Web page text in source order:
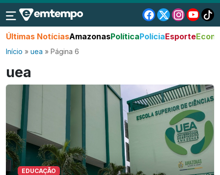
Últimas NotíciasAmazonasPolíticaPolíciaEsporte
Início » uea » Página 6
uea
EDUCAÇÃO